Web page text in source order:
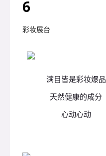
6
彩妆展台
满目皆是彩妆爆品
天然健康的成分
心动心动